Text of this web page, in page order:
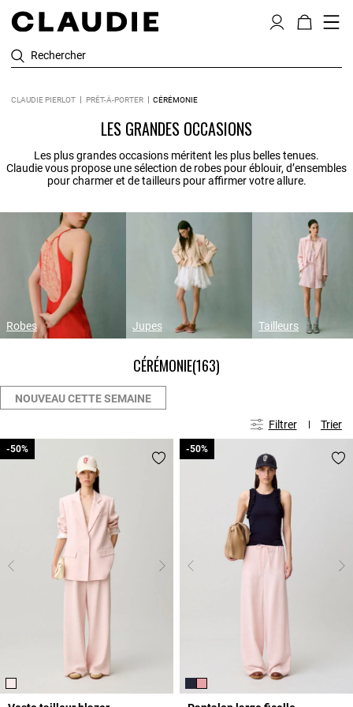
Rechercher
CLAUDIE PIERLOT PRÊT-À-PORTER CÉRÉMONIE
LES GRANDES OCCASIONS
Les plus grandes occasions méritent les plus belles tenues.
Claudie vous propose une sélection de robes pour éblouir, d’ensembles
pour charmer et de tailleurs pour affirmer votre allure.
Robes Jupes Tailleurs
CÉRÉMONIE(163)
NOUVEAU CETTE SEMAINE
Filtrer Trier
-50%
-50% -50%
-50%